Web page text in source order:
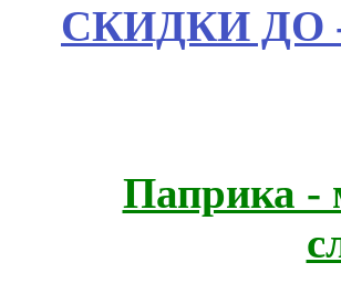
СКИДКИ ДО
Паприка -